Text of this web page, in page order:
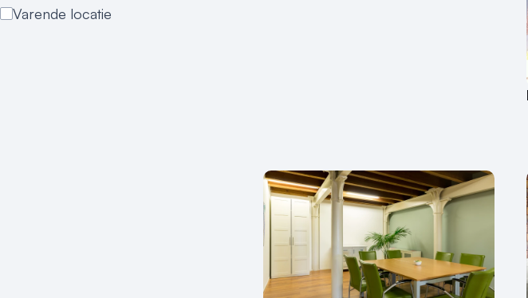
Varende locatie